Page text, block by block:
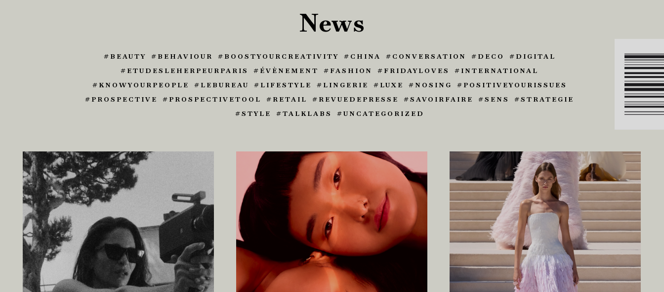
News
BEAUTY BEHAVIOUR BOOSTYOURCREATIVITY CHINA CONVERSATION DECO
DIGITAL
ETUDESLEHERPEURPARIS
ÉVÈNEMENT FASHION FRIDAYLOVES
INTERNATIONAL
KNOWYOURPEOPLE
LEBUREAU LIFESTYLE LINGERIE LUXE NOSING
POSITIVEYOURISSUES
PROSPECTIVE
PROSPECTIVETOOL RETAIL REVUEDEPRESSE SAVOIRFAIRE SENS
STRATEGIE
STYLE
TALKLABS UNCATEGORIZED